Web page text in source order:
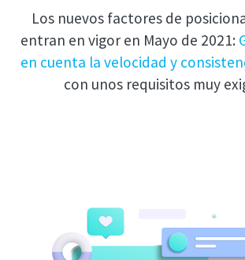
Los nuevos factores de
entran en vigor en Mayo de 2021:
en cuenta la velocidad y
con unos requisitos muy